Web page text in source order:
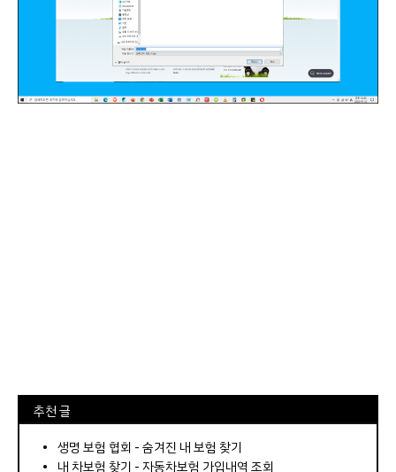
⠀추천 글
⠀­­­­­­­­؜؜؜؜­­­­­­­­؜؜؜؜• 생명 보험 협회 - 숨겨진 내 보험 찾기
내 차보험 찾기 - 자동차보험 가입내역 조회